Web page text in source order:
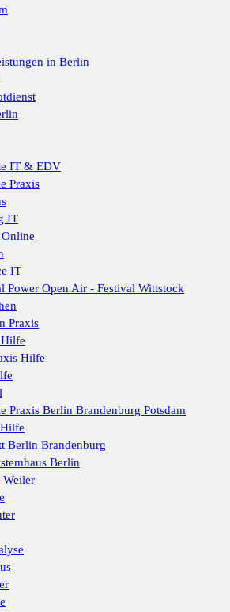
in Berlin
IT & EDV
Praxis
IT
IT
Power Open Air - Festival Wittstock
Praxis
Hilfe
Praxis Berlin Brandenburg Potsdam
Berlin Brandenburg
Berlin
Weiler